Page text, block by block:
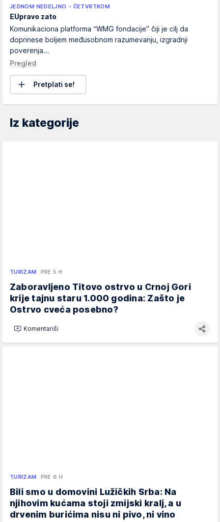
JEDNOM NEDELJNO - ČETVRTKOM
EUpravo zato
Komunikaciona platforma “WMG fondacije” čiji je cilj da
doprinese boljem međusobnom razumevanju, izgradnji
poverenja...
Pregled
Pretplati se!
Iz kategorije
TURIZAM PRE 5 H
Zaboravljeno Titovo ostrvo u Crnoj Gori
krije tajnu staru 1.000 godina: Zašto je
Ostrvo cveća posebno?
Komentariši
TURIZAM PRE 6 H
Bili smo u domovini Lužičkih Srba: Na
njihovim kućama stoji zmijski kralj, a u
drvenim burićima nisu ni pivo, ni vino